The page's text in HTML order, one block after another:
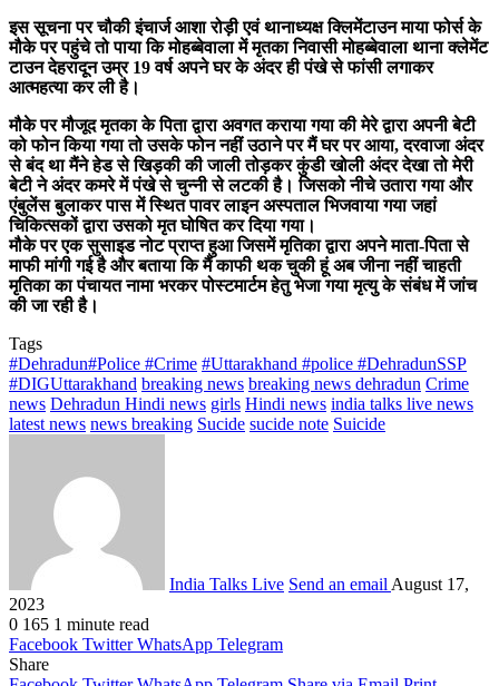
इस सूचना पर चौकी इंचार्ज आशा रोड़ी एवं थानाध्यक्ष क्लिमेंटाउन माया फोर्स के
मौके पर पहुंचे तो पाया कि मोहब्बेवाला में मृतका निवासी मोहब्बेवाला थाना क्लेमेंट
टाउन देहरादून उम्र 19 वर्ष अपने घर के अंदर ही पंखे से फांसी लगाकर
आत्महत्या कर ली है।
मौके पर मौजूद मृतका के पिता द्वारा अवगत कराया गया की मेरे द्वारा अपनी बेटी
को फोन किया गया तो उसके फोन नहीं उठाने पर मैं घर पर आया, दरवाजा अंदर
से बंद था मैंने हेड से खिड़की की जाली तोड़कर कुंडी खोली अंदर देखा तो मेरी
बेटी ने अंदर कमरे में पंखे से चुन्नी से लटकी है। जिसको नीचे उतारा गया और
एंबुलेंस बुलाकर पास में स्थित पावर लाइन अस्पताल भिजवाया गया जहां
चिकित्सकों द्वारा उसको मृत घोषित कर दिया गया।
मौके पर एक सुसाइड नोट प्राप्त हुआ जिसमें मृतिका द्वारा अपने माता-पिता से
माफी मांगी गई है और बताया कि मैं काफी थक चुकी हूं अब जीना नहीं चाहती
मृतिका का पंचायत नामा भरकर पोस्टमार्टम हेतु भेजा गया मृत्यु के संबंध में जांच
की जा रही है।
Tags
#Dehradun#Police #Crime #Uttarakhand #police #DehradunSSP
#DIGUttarakhand breaking news breaking news dehradun Crime
news Dehradun Hindi news girls Hindi news india talks live news
latest news news breaking Sucide sucide note Suicide
India Talks Live Send an email August 17,
2023
0 165 1 minute read
Facebook Twitter WhatsApp Telegram
Share